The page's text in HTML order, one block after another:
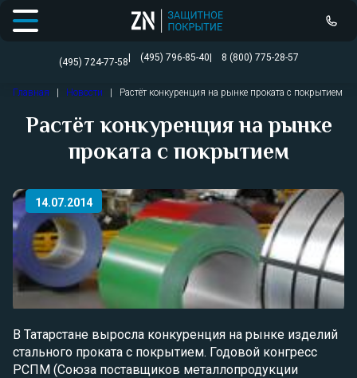
содержимому
Открыть меню
(495) 724-77-58 (495) 796-85-40 8 (800) 775-28-57
Главная Новости Растёт конкуренция на рынке проката с покрытием
Растёт конкуренция на рынке
проката с покрытием
14.07.2014
В Татарстане выросла конкуренция на рынке изделий
стального проката с покрытием. Годовой конгресс
РСПМ (Союза поставщиков металлопродукции